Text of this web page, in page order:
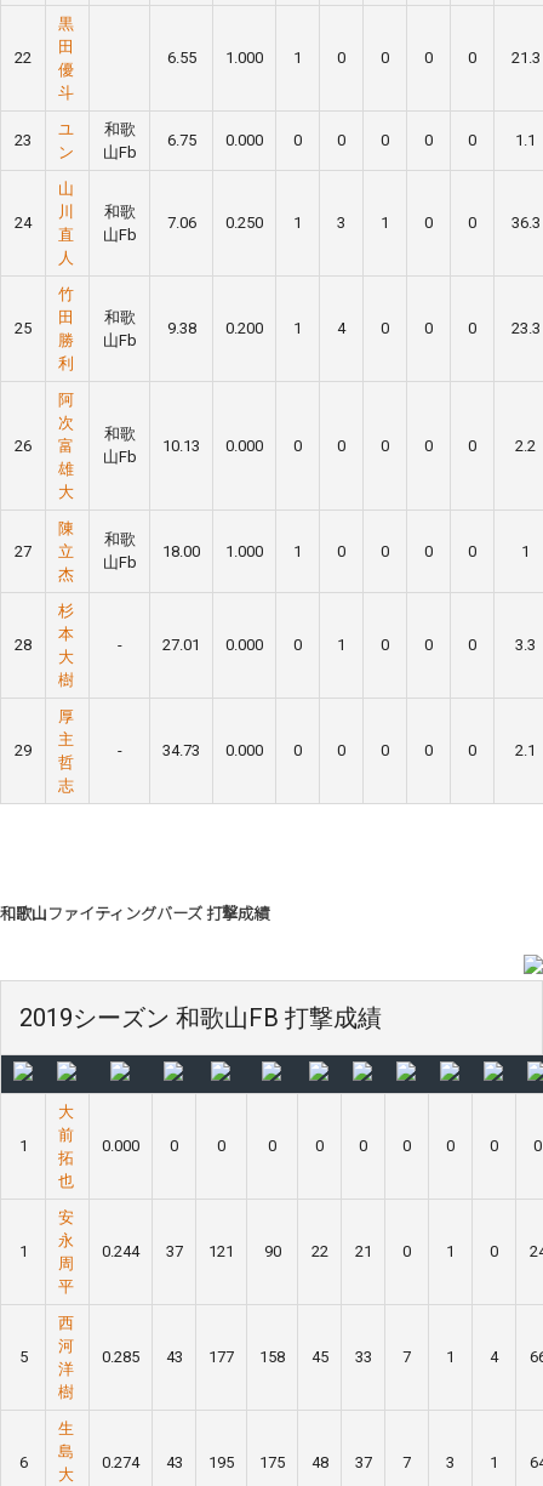
22
黒
田
優
斗
6.55 1.000 1 0 0 0 0 21.3
23
ユ
ン
和歌
山Fb
6.75 0.000 0 0 0 0 0 1.1
24
山
川
直
人
和歌
山Fb
7.06 0.250 1 3 1 0 0 36.3
25
竹
田
勝
利
和歌
山Fb
9.38 0.200 1 4 0 0 0 23.3
26
阿
次
富
雄
大
和歌
山Fb
10.13 0.000 0 0 0 0 0 2.2
27
陳
立
杰
和歌
山Fb
18.00 1.000 1 0 0 0 0 1
28
杉
本
大
樹
- 27.01 0.000 0 1 0 0 0 3.3
29
厚
主
哲
志
- 34.73 0.000 0 0 0 0 0 2.1
和歌山ファイティングバーズ 打撃成績
2019シーズン 和歌山FB 打撃成績
1
大
前
拓
也
0.000 0 0 0 0 0 0 0 0 0
1
安
永
周
平
0.244 37 121 90 22 21 0 1 0
5
西
河
洋
樹
0.285 43 177 158 45 33 7 1 4
6
生
島
大
0.274 43 195 175 48 37 7 3 1